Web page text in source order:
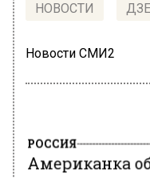
НОВОСТИ
Новости СМИ2
РОССИЯ
Американка